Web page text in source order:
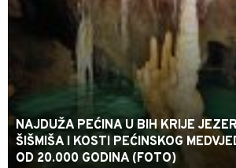
NAJDUŽA PEĆINA U BIH KRIJE
ŠIŠMIŠA I KOSTI PEĆINSKOG
OD 20.000 GODINA (FOTO)